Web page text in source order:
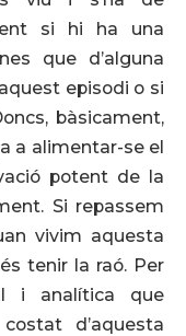
si hi ha una
que d’alguna
episodi o si
bàsicament,
a alimentar-se el
potent de la
Si repassem
vivim aquesta
tenir la raó. Per
i analítica que
d’aquesta